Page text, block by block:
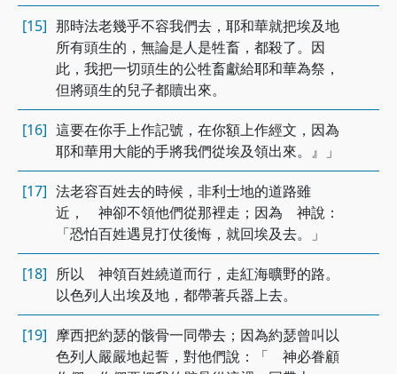
[15] 那時法老幾乎不容我們去，耶和華就把埃及地
所有頭生的，無論是人是牲畜，都殺了。因
此，我把一切頭生的公牲畜獻給耶和華為祭，
但將頭生的兒子都贖出來。
[16] 這要在你手上作記號，在你額上作經文，因為
耶和華用大能的手將我們從埃及領出來。』」
[17] 法老容百姓去的時候，非利士地的道路雖
近， 神卻不領他們從那裡走；因為 神說：
「恐怕百姓遇見打仗後悔，就回埃及去。」
[18] 所以 神領百姓繞道而行，走紅海曠野的路。
以色列人出埃及地，都帶著兵器上去。
[19] 摩西把約瑟的骸骨一同帶去；因為約瑟曾叫以
色列人嚴嚴地起誓，對他們說：「 神必眷顧